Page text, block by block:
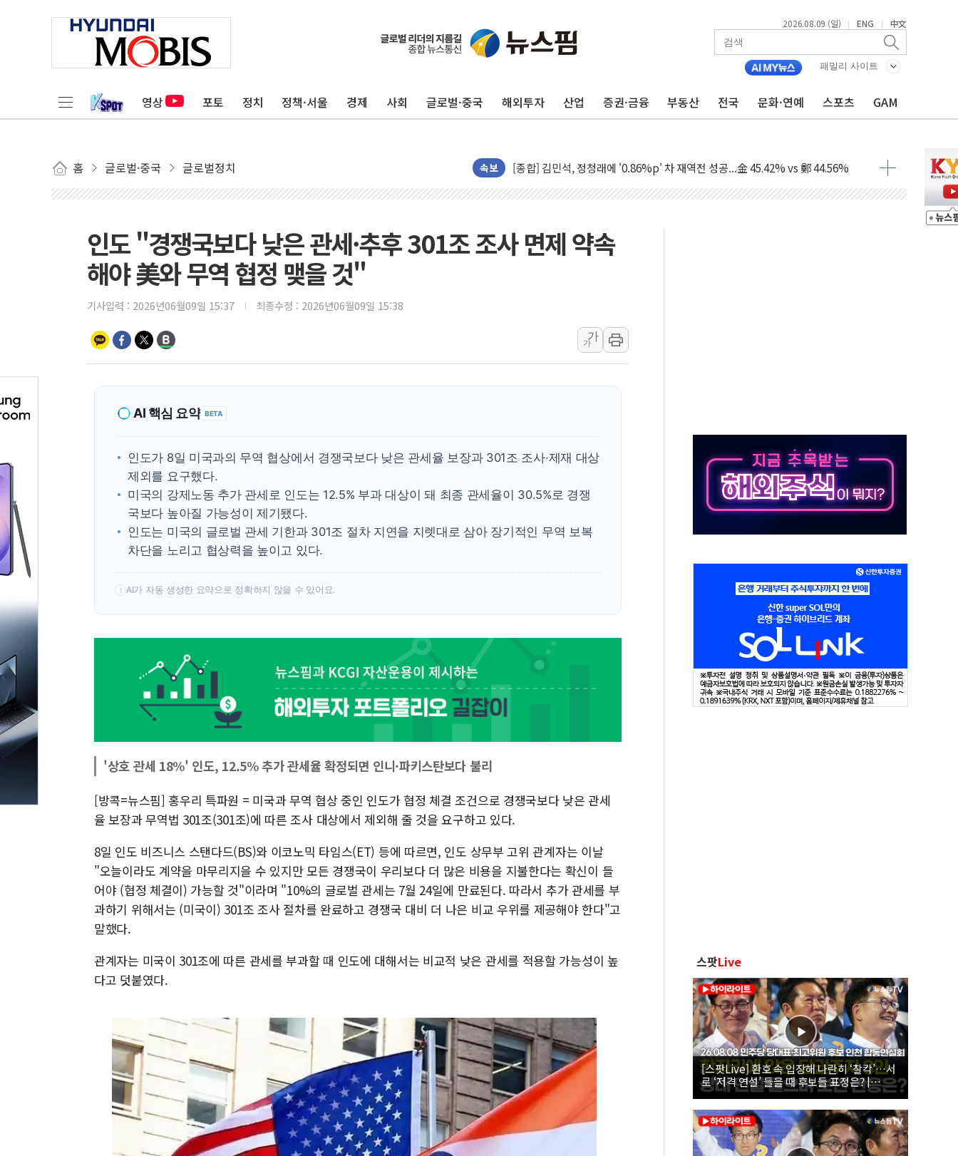
2026.08.09 (일) | ENG | 中文
패밀리 사이트
영상 포토 정치 정책·서울 경제 사회 글로벌·중국 해외투자 산업 증권·금융 부동산 전국 문화·연예 스포츠 GAM
홈 글로벌·중국 글로벌정치 속보
포항시 재난예산 40억 긴급 투입…고수온 양식장 복구·지원 '총력'
울진·영덕 '호우특보'-포항 '산사태 주의보'...경북도, 호우 피해·통제구간 없어
인천 합동연설회 나선 송영길·정청래·김민석 당대표 후보
김민석, 2주차 제주·인천 경선서 정청래에 승리...47.75% vs 42.08%
[속보] 민주, 제주·인천 경선 결과 발표...김민석 47.75% 정청래 42.08%
[속보] 민주, 인천 경선 결과 발표...김민석 45.09% 정청래 43.27% 송영길 11.63%
강릉·동해·삼척 시간당 최대 50㎜ 폭우…강원 동해안 강한 비 이어져
폐기물 수거하다 참변…60대 환경미화원 수거차에 치여 사망
추미애, '위안부' 피해자 기림의 날 참석..."국제적 시민 연대로 목소리 내야"
인천 선재도 갯벌서 해루질 중 실종 60대 나흘만에 숨진 채 발견
인천서 말다툼 중 어머니 흉기 살해 10대 아들 체포
'화합' 꺼낸 김민석에 '뻔뻔' 받아친 정청래…제주 연설서 신경전 고조
인도 "경쟁국보다 낮은 관세·추후 301조 조사 면제 약속
해야 美와 무역 협정 맺을 것"
기사입력 : 2026년06월09일 15:37 최종수정 : 2026년06월09일 15:38
가
가
AI 핵심 요약 BETA
인도가 8일 미국과의 무역 협상에서 경쟁국보다 낮은 관세율 보장과 301조 조사·제재 대상
제외를 요구했다.
미국의 강제노동 추가 관세로 인도는 12.5% 부과 대상이 돼 최종 관세율이 30.5%로 경쟁
국보다 높아질 가능성이 제기됐다.
인도는 미국의 글로벌 관세 기한과 301조 절차 지연을 지렛대로 삼아 장기적인 무역 보복
차단을 노리고 협상력을 높이고 있다.
! AI가 자동 생성한 요약으로 정확하지 않을 수 있어요.
'상호 관세 18%' 인도, 12.5% 추가 관세율 확정되면 인니·파키스탄보다 불리
[방콕=뉴스핌] 홍우리 특파원 = 미국과 무역 협상 중인 인도가 협정 체결 조건으로 경쟁국보다 낮은 관세
율 보장과 무역법 301조(301조)에 따른 조사 대상에서 제외해 줄 것을 요구하고 있다.
8일 인도 비즈니스 스탠다드(BS)와 이코노믹 타임스(ET) 등에 따르면, 인도 상무부 고위 관계자는 이날
"오늘이라도 계약을 마무리지을 수 있지만 모든 경쟁국이 우리보다 더 많은 비용을 지불한다는 확신이 들
어야 (협정 체결이) 가능할 것"이라며 "10%의 글로벌 관세는 7월 24일에 만료된다. 따라서 추가 관세를 부
과하기 위해서는 (미국이) 301조 조사 절차를 완료하고 경쟁국 대비 더 나은 비교 우위를 제공해야 한다"고
말했다.
관계자는 미국이 301조에 따른 관세를 부과할 때 인도에 대해서는 비교적 낮은 관세를 적용할 가능성이 높
다고 덧붙였다.
스팟Live
[스팟Live] 환호 속 입장해 나란히 ‘찰칵’…서
로 ‘저격 연설’ 들을 때 후보들 표정은? |
26.08.08 더불어민주당 당대표·최고위원 후
보 인천 합동연설회